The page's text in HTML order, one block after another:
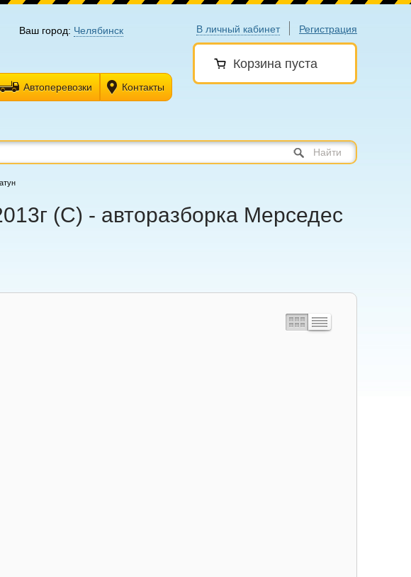
В личный кабинет Регистрация
Корзина пуста
Ваш город: Челябинск
Автоперевозки Контакты
Найти
(С) - авторазборка Мерседес